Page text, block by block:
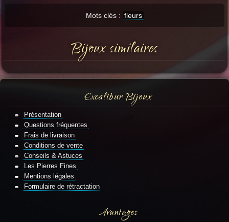
Mots clés : fleurs
Bijoux similaires
Excalibur Bijoux
Présentation
Questions fréquentes
Frais de livraison
Conditions de vente
Conseils & Astuces
Les Pierres Fines
Mentions légales
Formulaire de rétractation
Avantages